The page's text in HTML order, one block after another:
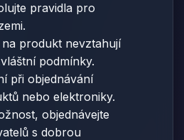
pravidla pro
na produkt nevztahují
podmínky.
při objednávání
nebo elektroniky.
objednávejte
s dobrou